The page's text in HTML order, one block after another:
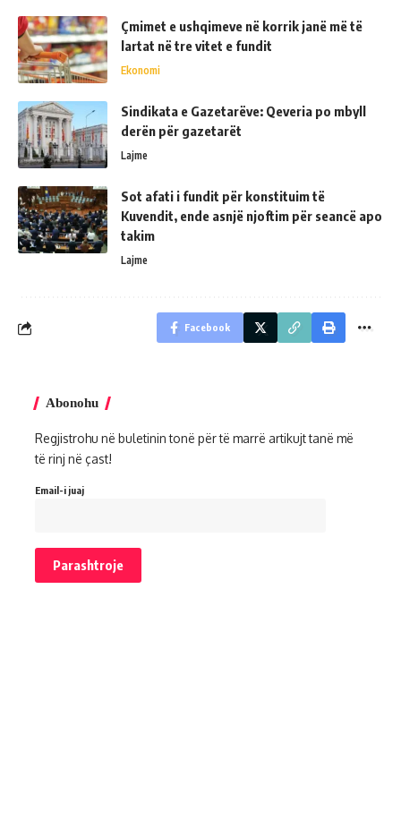
Çmimet e ushqimeve në korrik janë më të
lartat në tre vitet e fundit
Ekonomi
Sindikata e Gazetarëve: Qeveria po mbyll
derën për gazetarët
Lajme
Sot afati i fundit për konstituim të
Kuvendit, ende asnjë njoftim për seancë apo
takim
Lajme
Facebook
Abonohu
Regjistrohu në buletinin tonë për të marrë artikujt tanë më
të rinj në çast!
Email-i juaj